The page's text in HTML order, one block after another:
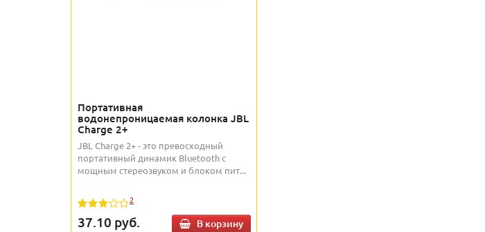
Портативная
водонепроницаемая колонка JBL
Charge 2+
JBL Charge 2+ - это превосходный
портативный динамик Bluetooth с
мощным стереозвуком и блоком пит...
2
37.10 руб. В корзину